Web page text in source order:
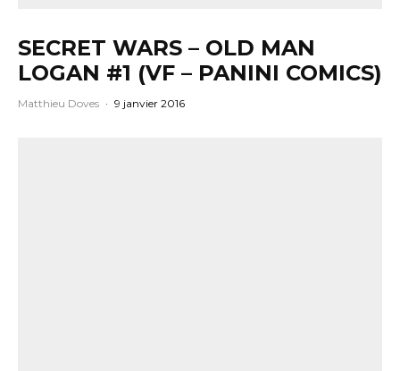
SECRET WARS – OLD MAN
LOGAN #1 (VF – PANINI COMICS)
Matthieu Doves · 9 janvier 2016